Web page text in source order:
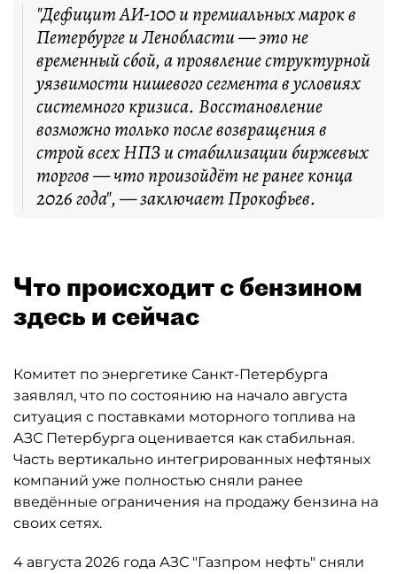
"Дефицит АИ-100 и премиальных марок в
Петербурге и Ленобласти — это не
временный сбой, а проявление структурной
уязвимости нишевого сегмента в условиях
системного кризиса. Восстановление
возможно только после возвращения в
строй всех НПЗ и стабилизации биржевых
торгов — что произойдёт не ранее конца
2026 года", — заключает Прокофьев.
Что происходит с бензином
здесь и сейчас
Комитет по энергетике Санкт-Петербурга
заявлял, что по состоянию на начало августа
ситуация с поставками моторного топлива на
АЗС Петербурга оценивается как стабильная.
Часть вертикально интегрированных нефтяных
компаний уже полностью сняли ранее
введённые ограничения на продажу бензина на
своих сетях.
4 августа 2026 года АЗС "Газпром нефть" сняли